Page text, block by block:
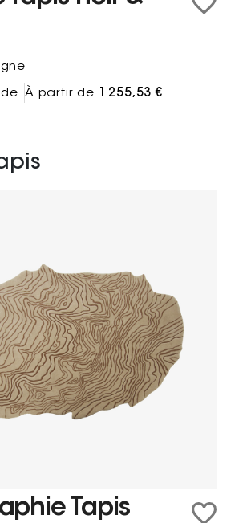
À partir de 1 255,53 €
Tapis